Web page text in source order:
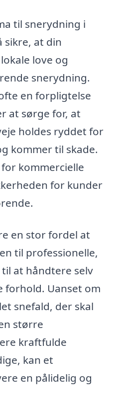
til snerydning i
sikre, at din
love og
snerydning.
en forpligtelse
at sørge for, at
holdes ryddet for
kommer til skade.
kommercielle
for kunder
en stor fordel at
til professionelle,
at håndtere selv
forhold. Uanset om
snefald, der skal
større
kraftfulde
kan et
en pålidelig og